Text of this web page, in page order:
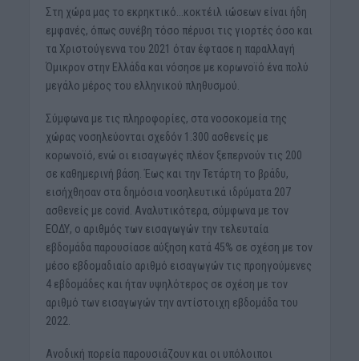
Στη χώρα μας το εκρηκτικό…κοκτέιλ ιώσεων είναι ήδη
εμφανές, όπως συνέβη τόσο πέρυσι τις γιορτές όσο και
τα Χριστούγεννα του 2021 όταν έφτασε η παραλλαγή
Όμικρον στην Ελλάδα και νόσησε με κορωνοϊό ένα πολύ
μεγάλο μέρος του ελληνικού πληθυσμού.
Σύμφωνα με τις πληροφορίες, στα νοσοκομεία της
χώρας νοσηλεύονται σχεδόν 1.300 ασθενείς με
κορωνοϊό, ενώ οι εισαγωγές πλέον ξεπερνούν τις 200
σε καθημερινή βάση. Έως και την Τετάρτη το βράδυ,
εισήχθησαν στα δημόσια νοσηλευτικά ιδρύματα 207
ασθενείς με covid. Αναλυτικότερα, σύμφωνα με τον
ΕΟΔΥ, ο αριθμός των εισαγωγών την τελευταία
εβδομάδα παρουσίασε αύξηση κατά 45% σε σχέση με τον
μέσο εβδομαδιαίο αριθμό εισαγωγών τις προηγούμενες
4 εβδομάδες και ήταν υψηλότερος σε σχέση με τον
αριθμό των εισαγωγών την αντίστοιχη εβδομάδα του
2022.
Ανοδική πορεία παρουσιάζουν και οι υπόλοιποι